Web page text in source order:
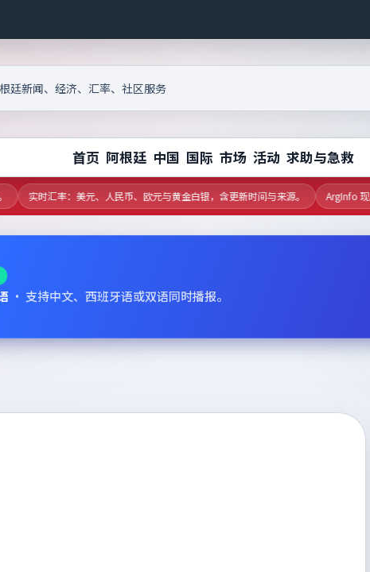
首页 阿根廷 中国 国际 市场 活动 求助与急救
实时汇率：美元、人民币、欧元与黄金白银，含更新时间与来源。 ArgInfo 现
· 支持中文、西班牙语或双语同时播报。